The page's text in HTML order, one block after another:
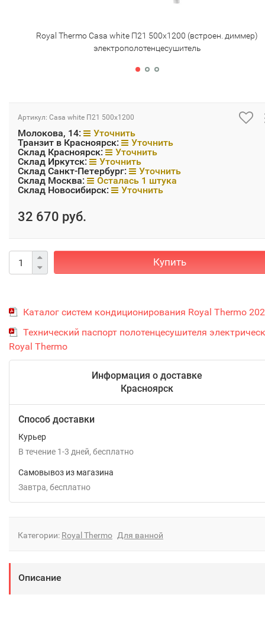
Royal Thermo Casa white П21 500х1200 (встроен. диммер)
электрополотенцесушитель
Артикул: Casa white П21 500х1200
Молокова, 14:
Уточнить
Транзит в Красноярск:
Уточнить
Склад Красноярск:
Уточнить
Склад Иркутск:
Уточнить
Склад Санкт-Петербург:
Уточнить
Склад Москва:
Осталась 1 штука
Склад Новосибирск:
Уточнить
32 670 руб.
Купить
Каталог систем кондиционирования Royal Thermo
Технический паспорт полотенцесушителя
Royal Thermo
Информация о доставке
Красноярск
Способ доставки
Курьер
В течение 1-3 дней Бесплатно
Самовывоз из магазина
Завтра
Бесплатно
Категории: Royal Thermo Для ванной
Описание